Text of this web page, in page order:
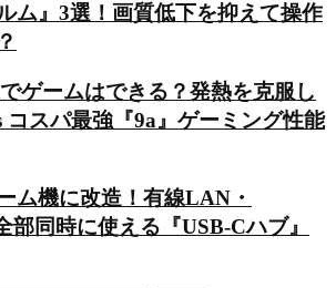
ム』3選！画質低下を抑えて操作
でゲームはできる？発熱を克服し
コスパ最強『9a』ゲーミング性能
ム機に改造！有線LAN・
同時に使える『USB-Cハブ』